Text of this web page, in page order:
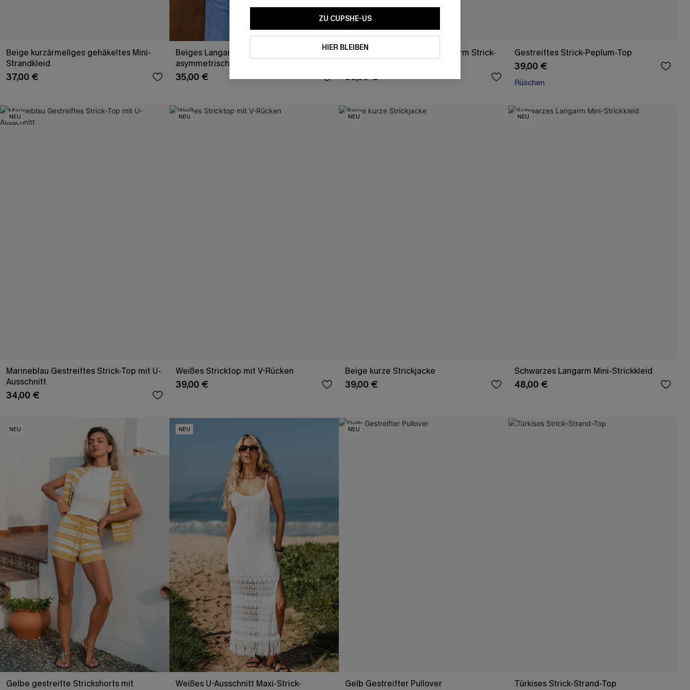
Beige kurzärmeliges gehäkeltes Mini-
Strandkleid
37,00 €
Beiges Langarm Strick-Top mit
asymmetrischem Ausschnitt
35,00 €
Marineblau Gestreiftes Langarm Strick-
39,00 €
Gestreiftes Strick-Peplum-Top
39,00 €
Rüschen
NEU
Marineblau Gestreiftes Strick-Top mit U-
Ausschnitt
34,00 €
NEU
Weißes Stricktop mit V-Rücken
39,00 €
NEU
Beige kurze Strickjacke
39,00 €
NEU
Schwarzes Langarm Mini-Strickkleid
48,00 €
NEU
Gelbe gestreifte Strickshorts mit
NEU
Weißes U-Ausschnitt Maxi-Strick-
NEU
Gelb Gestreifter Pullover Türkises Strick-Strand-Top
ZU CUPSHE-US
HIER BLEIBEN